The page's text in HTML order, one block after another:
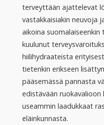
terveyttään ajattelevat
vastakkaisiakin neuvoja
aikoina suomalaiseenkin
kuulunut
hiilihydraateista
tietenkin erikseen
pääsemässä pannasta
edistävään ruokavalioon
useammin laadukkaat
eläinkunnasta.